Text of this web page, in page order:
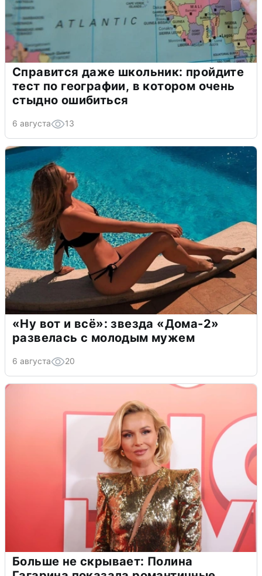
Справится даже школьник: пройдите
тест по географии, в котором очень
стыдно ошибиться
6 августа 13
«Ну вот и всё»: звезда «Дома-2»
развелась с молодым мужем
6 августа 20
Больше не скрывает: Полина